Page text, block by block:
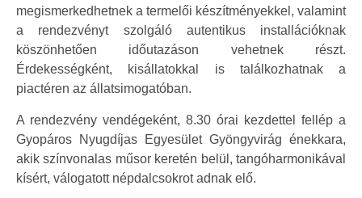
megismerkedhetnek a termelői készítményekkel, valamint
a rendezvényt szolgáló autentikus installációknak
köszönhetően időutazáson vehetnek részt.
Érdekességként, kisállatokkal is találkozhatnak a
piactéren az állatsimogatóban.
A rendezvény vendégeként, 8.30 órai kezdettel fellép a
Gyopáros Nyugdíjas Egyesület Gyöngyvirág énekkara,
akik színvonalas műsor keretén belül, tangóharmonikával
kísért, válogatott népdalcsokrot adnak elő.